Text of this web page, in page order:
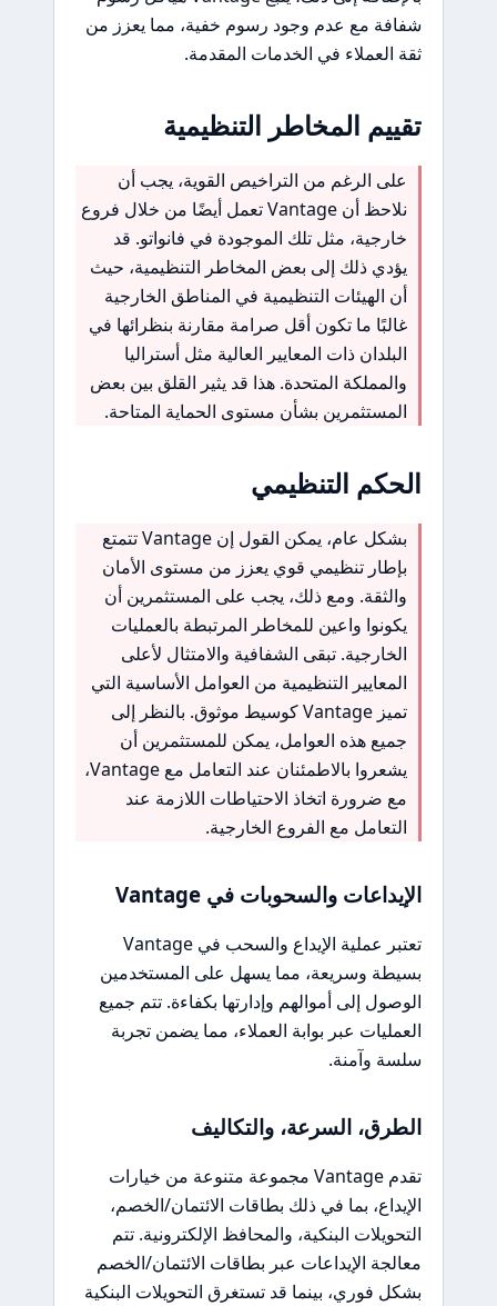
شفافة مع عدم وجود رسوم خفية، مما يعزز من
ثقة العملاء في الخدمات المقدمة.
تقييم المخاطر التنظيمية
على الرغم من التراخيص القوية، يجب أن
نلاحظ أن Vantage تعمل أيضًا من خلال فروع
خارجية، مثل تلك الموجودة في فانواتو. قد
يؤدي ذلك إلى بعض المخاطر التنظيمية، حيث
أن الهيئات التنظيمية في المناطق الخارجية
غالبًا ما تكون أقل صرامة مقارنة بنظرائها في
البلدان ذات المعايير العالية مثل أستراليا
والمملكة المتحدة. هذا قد يثير القلق بين بعض
المستثمرين بشأن مستوى الحماية المتاحة.
الحكم التنظيمي
بشكل عام، يمكن القول إن Vantage تتمتع
بإطار تنظيمي قوي يعزز من مستوى الأمان
والثقة. ومع ذلك، يجب على المستثمرين أن
يكونوا واعين للمخاطر المرتبطة بالعمليات
الخارجية. تبقى الشفافية والامتثال لأعلى
المعايير التنظيمية من العوامل الأساسية التي
تميز Vantage كوسيط موثوق. بالنظر إلى
جميع هذه العوامل، يمكن للمستثمرين أن
يشعروا بالاطمئنان عند التعامل مع Vantage،
مع ضرورة اتخاذ الاحتياطات اللازمة عند
التعامل مع الفروع الخارجية.
الإيداعات والسحوبات في Vantage
تعتبر عملية الإيداع والسحب في Vantage
بسيطة وسريعة، مما يسهل على المستخدمين
الوصول إلى أموالهم وإدارتها بكفاءة. تتم جميع
العمليات عبر بوابة العملاء، مما يضمن تجربة
سلسة وآمنة.
الطرق، السرعة، والتكاليف
تقدم Vantage مجموعة متنوعة من خيارات
الإيداع، بما في ذلك بطاقات الائتمان/الخصم،
التحويلات البنكية، والمحافظ الإلكترونية. تتم
معالجة الإيداعات عبر بطاقات الائتمان/الخصم
بشكل فوري، بينما قد تستغرق التحويلات البنكية